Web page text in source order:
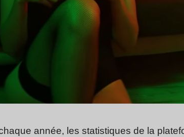
année, les statistiques de la